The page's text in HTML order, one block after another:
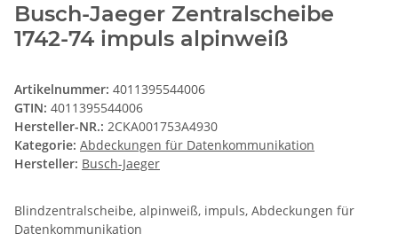
Busch-Jaeger Zentralscheibe
1742-74 impuls alpinweiß
Artikelnummer: 4011395544006
GTIN: 4011395544006
Hersteller-NR.: 2CKA001753A4930
Kategorie: Abdeckungen für Datenkommunikation
Hersteller: Busch-Jaeger
Blindzentralscheibe, alpinweiß, impuls, Abdeckungen für
Datenkommunikation